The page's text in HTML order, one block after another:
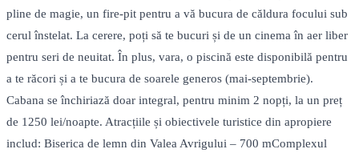
pline de magie, un fire-pit pentru a vă bucura de căldura focului sub
cerul înstelat. La cerere, poți să te bucuri și de un cinema în aer liber
pentru seri de neuitat. În plus, vara, o piscină este disponibilă pentru
a te răcori și a te bucura de soarele generos (mai-septembrie).
Cabana se închiriază doar integral, pentru minim 2 nopți, la un preț
de 1250 lei/noapte. Atracțiile și obiectivele turistice din apropiere
includ: Biserica de lemn din Valea Avrigului – 700 mComplexul